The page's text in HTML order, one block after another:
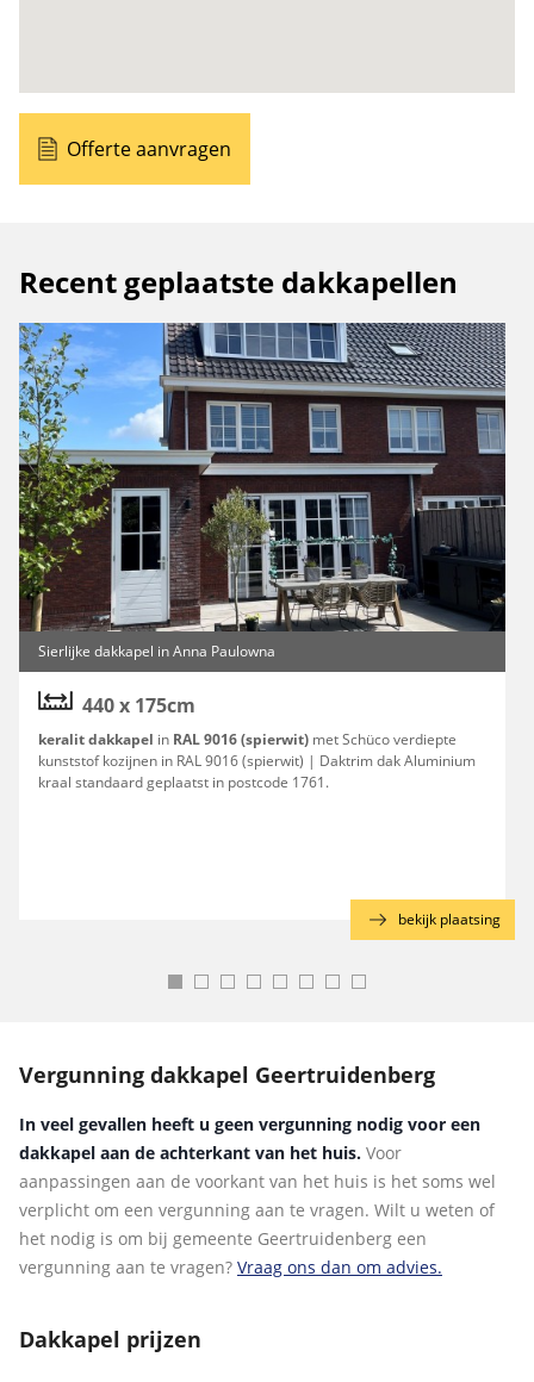
Offerte aanvragen
Recent geplaatste dakkapellen
Sierlijke dakkapel in Anna Paulowna
440 x 175cm
keralit dakkapel in RAL 9016 (spierwit) met Schüco verdiepte
kunststof kozijnen in RAL 9016 (spierwit) | Daktrim dak Aluminium
kraal standaard geplaatst in postcode 1761.
bekijk plaatsing
Vergunning dakkapel Geertruidenberg
In veel gevallen heeft u geen vergunning nodig voor een
dakkapel aan de achterkant van het huis. Voor
aanpassingen aan de voorkant van het huis is het soms wel
verplicht om een vergunning aan te vragen. Wilt u weten of
het nodig is om bij gemeente Geertruidenberg een
vergunning aan te vragen? Vraag ons dan om advies.
Dakkapel prijzen